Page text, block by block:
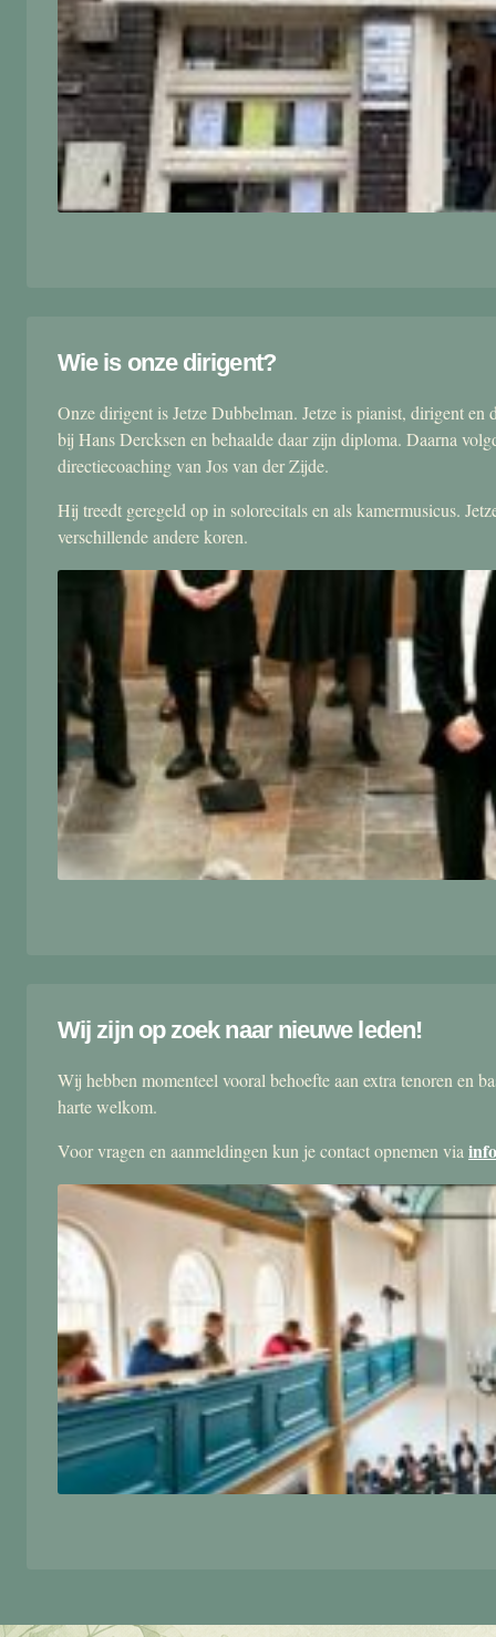
Wie is onze dirigent?
Onze dirigent is Jetze Dubbelman. Jetze is pianist, dirigent
bij Hans Dercksen en behaalde daar zijn diploma. Daarna
directiecoaching van Jos van der Zijde.
Hij treedt geregeld op in solorecitals en als kamermusicus.
verschillende andere koren.
Wij zijn op zoek naar nieuwe leden!
Wij hebben momenteel vooral behoefte aan extra tenoren en
harte welkom.
Voor vragen en aanmeldingen kun je contact opnemen via